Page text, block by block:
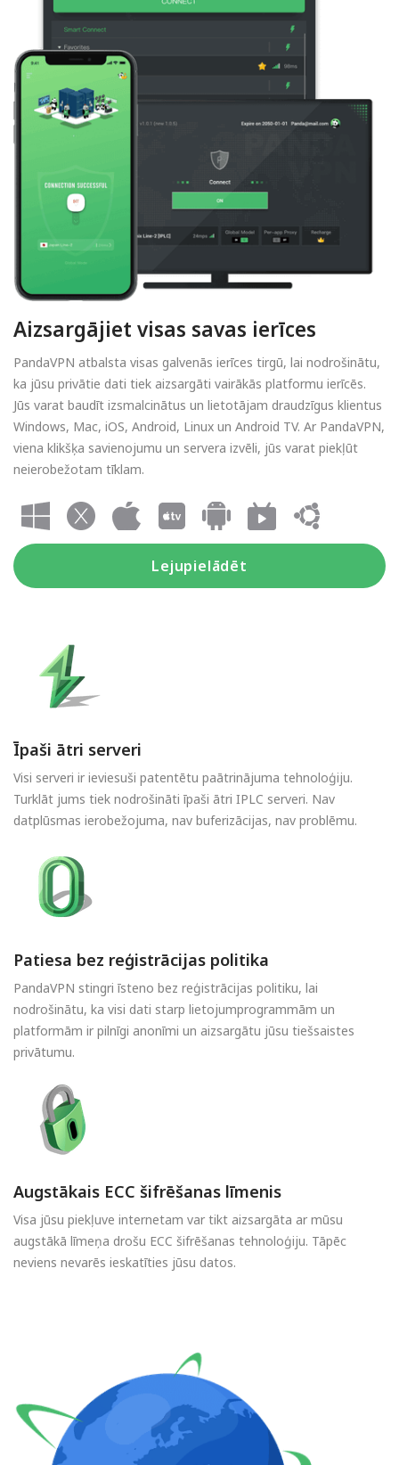
Aizsargājiet visas savas ierīces
PandaVPN atbalsta visas galvenās ierīces tirgū, lai nodrošinātu,
ka jūsu privātie dati tiek aizsargāti vairākās platformu ierīcēs.
Jūs varat baudīt izsmalcinātus un lietotājam draudzīgus klientus
Windows, Mac, iOS, Android, Linux un Android TV. Ar PandaVPN,
viena klikšķa savienojumu un servera izvēli, jūs varat piekļūt
neierobežotam tīklam.
Lejupielādēt
Īpaši ātri serveri
Visi serveri ir ieviesuši patentētu paātrinājuma tehnoloģiju.
Turklāt jums tiek nodrošināti īpaši ātri IPLC serveri. Nav
datplūsmas ierobežojuma, nav buferizācijas, nav problēmu.
Patiesa bez reģistrācijas politika
PandaVPN stingri īsteno bez reģistrācijas politiku, lai
nodrošinātu, ka visi dati starp lietojumprogrammām un
platformām ir pilnīgi anonīmi un aizsargātu jūsu tiešsaistes
privātumu.
Augstākais ECC šifrēšanas līmenis
Visa jūsu piekļuve internetam var tikt aizsargāta ar mūsu
augstākā līmeņa drošu ECC šifrēšanas tehnoloģiju. Tāpēc
neviens nevarēs ieskatīties jūsu datos.